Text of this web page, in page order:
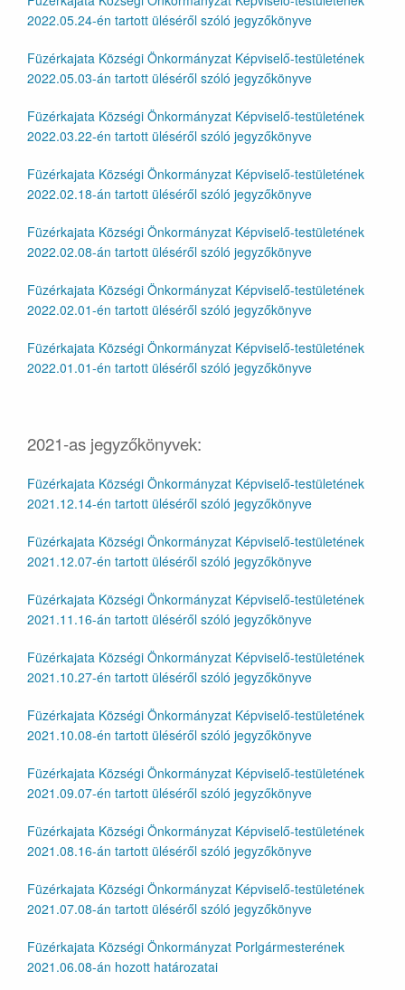
2022.05.24-én tartott üléséről szóló jegyzőkönyve
Füzérkajata Községi Önkormányzat Képviselő-testületének
2022.05.03-án tartott üléséről szóló jegyzőkönyve
Füzérkajata Községi Önkormányzat Képviselő-testületének
2022.03.22-én tartott üléséről szóló jegyzőkönyve
Füzérkajata Községi Önkormányzat Képviselő-testületének
2022.02.18-án tartott üléséről szóló jegyzőkönyve
Füzérkajata Községi Önkormányzat Képviselő-testületének
2022.02.08-án tartott üléséről szóló jegyzőkönyve
Füzérkajata Községi Önkormányzat Képviselő-testületének
2022.02.01-én tartott üléséről szóló jegyzőkönyve
Füzérkajata Községi Önkormányzat Képviselő-testületének
2022.01.01-én tartott üléséről szóló jegyzőkönyve
2021-as jegyzőkönyvek:
Füzérkajata Községi Önkormányzat Képviselő-testületének
2021.12.14-én tartott üléséről szóló jegyzőkönyve
Füzérkajata Községi Önkormányzat Képviselő-testületének
2021.12.07-én tartott üléséről szóló jegyzőkönyve
Füzérkajata Községi Önkormányzat Képviselő-testületének
2021.11.16-án tartott üléséről szóló jegyzőkönyve
Füzérkajata Községi Önkormányzat Képviselő-testületének
2021.10.27-én tartott üléséről szóló jegyzőkönyve
Füzérkajata Községi Önkormányzat Képviselő-testületének
2021.10.08-én tartott üléséről szóló jegyzőkönyve
Füzérkajata Községi Önkormányzat Képviselő-testületének
2021.09.07-én tartott üléséről szóló jegyzőkönyve
Füzérkajata Községi Önkormányzat Képviselő-testületének
2021.08.16-án tartott üléséről szóló jegyzőkönyve
Füzérkajata Községi Önkormányzat Képviselő-testületének
2021.07.08-án tartott üléséről szóló jegyzőkönyve
Füzérkajata Községi Önkormányzat Porlgármesterének
2021.06.08-án hozott határozatai